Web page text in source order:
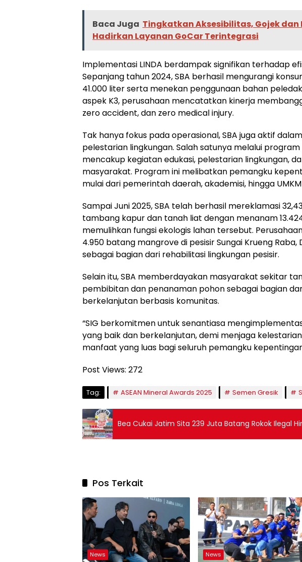
Baca Juga Tingkatkan Aksesibilitas, Gojek dan
Hadirkan Layanan GoCar Terintegrasi
Implementasi LINDA berdampak signifikan terhadap
Sepanjang tahun 2024, SBA berhasil mengurangi
41.000 liter serta menekan penggunaan bahan
aspek K3, perusahaan mencatatkan kinerja
zero accident, dan zero medical injury.
Tak hanya fokus pada operasional, SBA juga aktif
pelestarian lingkungan. Salah satunya melalui
mencakup kegiatan edukasi, pelestarian lingkungan,
masyarakat. Program ini melibatkan pemangku
mulai dari pemerintah daerah, akademisi, hingga
Sampai Juni 2025, SBA telah berhasil mereklamasi
tambang kapur dan tanah liat dengan menanam
memulihkan fungsi ekologis lahan tersebut.
4.950 batang mangrove di pesisir Sungai Krueng Raba,
sebagai bagian dari rehabilitasi lingkungan pesisir.
Selain itu, SBA memberdayakan masyarakat sekitar
pembibitan dan penanaman pohon sebagai bagian
berkelanjutan berbasis komunitas.
“SIG berkomitmen untuk senantiasa
yang baik dan berkelanjutan, demi menjaga
manfaat yang luas bagi seluruh pemangku
Post Views: 272
Tag: ASEAN Mineral Awards 2025 Semen Gresik
Bea Cukai Jatim Sita 239 Juta Batang Rokok Ilegal
Pos Terkait
News News